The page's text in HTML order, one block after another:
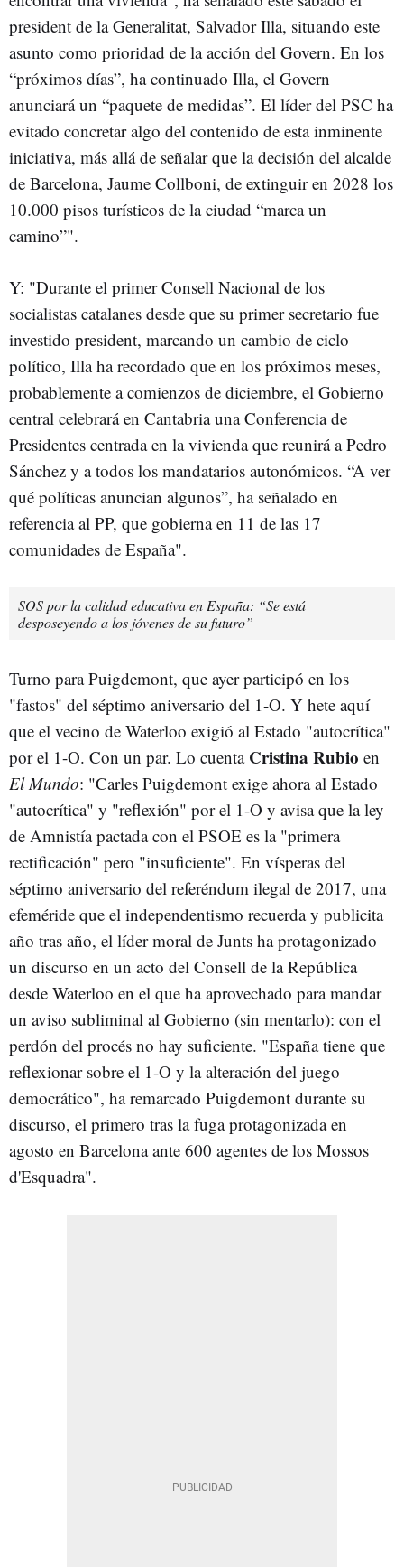
president de la Generalitat, Salvador Illa, situando este
asunto como prioridad de la acción del Govern. En los
“próximos días”, ha continuado Illa, el Govern
anunciará un “paquete de medidas”. El líder del PSC ha
evitado concretar algo del contenido de esta inminente
iniciativa, más allá de señalar que la decisión del alcalde
de Barcelona, Jaume Collboni, de extinguir en 2028 los
10.000 pisos turísticos de la ciudad “marca un
camino”".
Y: "Durante el primer Consell Nacional de los
socialistas catalanes desde que su primer secretario fue
investido president, marcando un cambio de ciclo
político, Illa ha recordado que en los próximos meses,
probablemente a comienzos de diciembre, el Gobierno
central celebrará en Cantabria una Conferencia de
Presidentes centrada en la vivienda que reunirá a Pedro
Sánchez y a todos los mandatarios autonómicos. “A ver
qué políticas anuncian algunos”, ha señalado en
referencia al PP, que gobierna en 11 de las 17
comunidades de España".
SOS por la calidad educativa en España: “Se está
desposeyendo a los jóvenes de su futuro”
Turno para Puigdemont, que ayer participó en los
"fastos" del séptimo aniversario del 1-O. Y hete aquí
que el vecino de Waterloo exigió al Estado "autocrítica"
por el 1-O. Con un par. Lo cuenta Cristina Rubio en
El Mundo: "Carles Puigdemont exige ahora al Estado
"autocrítica" y "reflexión" por el 1-O y avisa que la ley
de Amnistía pactada con el PSOE es la "primera
rectificación" pero "insuficiente". En vísperas del
séptimo aniversario del referéndum ilegal de 2017, una
efeméride que el independentismo recuerda y publicita
año tras año, el líder moral de Junts ha protagonizado
un discurso en un acto del Consell de la República
desde Waterloo en el que ha aprovechado para mandar
un aviso subliminal al Gobierno (sin mentarlo): con el
perdón del procés no hay suficiente. "España tiene que
reflexionar sobre el 1-O y la alteración del juego
democrático", ha remarcado Puigdemont durante su
discurso, el primero tras la fuga protagonizada en
agosto en Barcelona ante 600 agentes de los Mossos
d'Esquadra".